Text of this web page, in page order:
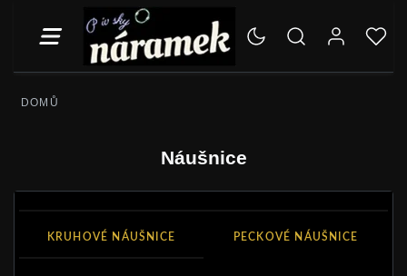
DOMŮ
Náušnice
KRUHOVÉ NÁUŠNICE PECKOVÉ NÁUŠNICE